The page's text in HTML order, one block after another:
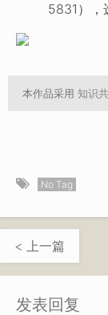
5831），
本作品采用 知识
No Tag
< 上一篇
发表回复